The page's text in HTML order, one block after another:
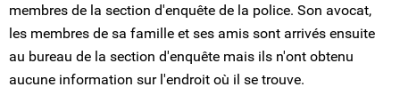
membres de la section d'enquête de la police. Son avocat,
les membres de sa famille et ses amis sont arrivés ensuite
au bureau de la section d'enquête mais ils n'ont obtenu
aucune information sur l'endroit où il se trouve.